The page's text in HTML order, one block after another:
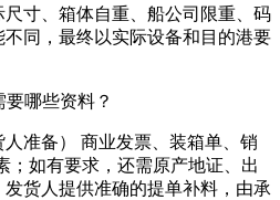
寸、箱体自重、船公司限重、码
同，最终以实际设备和目的港要
哪些资料？
准备） 商业发票、装箱单、销
；如有要求，还需原产地证、出
货人提供准确的提单补料，由承